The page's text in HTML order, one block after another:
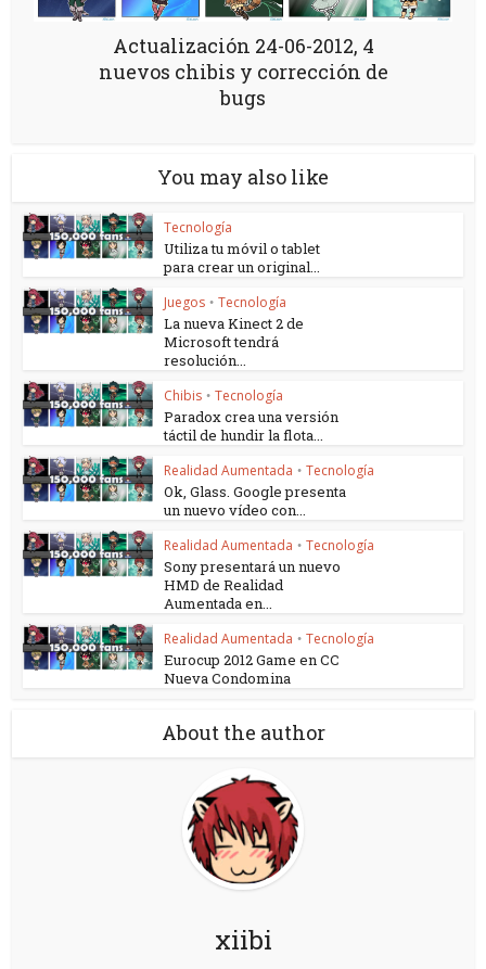
Actualización 24-06-2012, 4
nuevos chibis y corrección de
bugs
You may also like
Tecnología
Utiliza tu móvil o tablet
para crear un original...
Juegos • Tecnología
La nueva Kinect 2 de
Microsoft tendrá
resolución...
Chibis • Tecnología
Paradox crea una versión
táctil de hundir la flota...
Realidad Aumentada • Tecnología
Ok, Glass. Google presenta
un nuevo vídeo con...
Realidad Aumentada • Tecnología
Sony presentará un nuevo
HMD de Realidad
Aumentada en...
Realidad Aumentada • Tecnología
Eurocup 2012 Game en CC
Nueva Condomina
About the author
xiibi